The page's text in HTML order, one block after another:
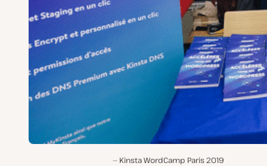
Kinsta WordCamp Paris 2019